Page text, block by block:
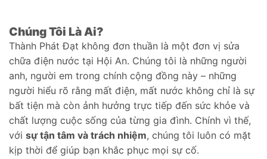
Chúng Tôi Là Ai?
Thành Phát Đạt không đơn thuần là một đơn vị sửa
chữa điện nước tại Hội An. Chúng tôi là những người
anh, người em trong chính cộng đồng này – những
người hiểu rõ rằng mất điện, mất nước không chỉ là sự
bất tiện mà còn ảnh hưởng trực tiếp đến sức khỏe và
chất lượng cuộc sống của từng gia đình. Chính vì thế,
với sự tận tâm và trách nhiệm, chúng tôi luôn có mặt
kịp thời để giúp bạn khắc phục mọi sự cố.